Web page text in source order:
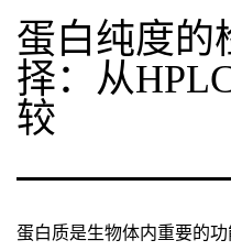
蛋白纯度的
择：从
较
蛋白质是生物体内重要的